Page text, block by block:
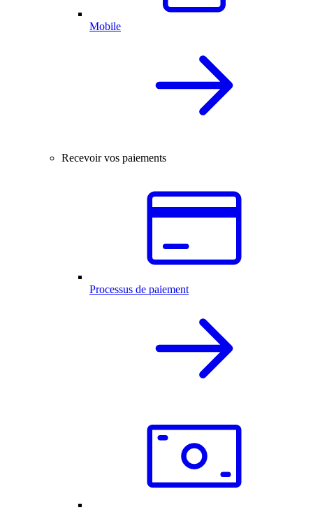
Mobile
Recevoir vos paiements
Processus de paiement